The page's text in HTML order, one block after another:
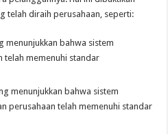
telah diraih perusahaan, seperti:
menunjukkan bahwa sistem
telah memenuhi standar
menunjukkan bahwa sistem
perusahaan telah memenuhi standar